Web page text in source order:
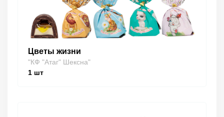
Цветы жизни
"КФ "Атаг" Шексна"
1 шт